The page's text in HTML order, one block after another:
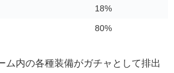
18%
80%
ム内の各種装備がガチャとして排出